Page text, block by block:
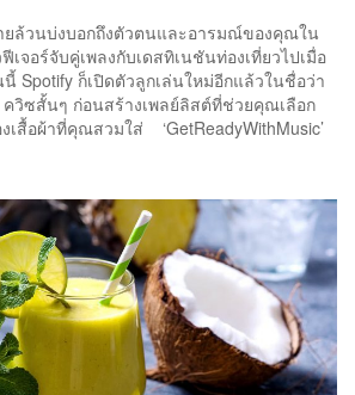
ยล้วนบ่งบอกถึงตัวตนและอารมณ์ของคุณใน
จอร์จับคู่เพลงกับเดสทิเนชันท่องเที่ยวไปเมื่อ
Spotify ก็เปิดตัวลูกเล่นใหม่อีกแล้วในชื่อว่า
ควิซสั้นๆ ก่อนสร้างเพลย์ลิสต์ที่ช่วยคุณเลือก
เสื้อผ้าที่คุณสวมใส่ ‘GetReadyWithMusic’